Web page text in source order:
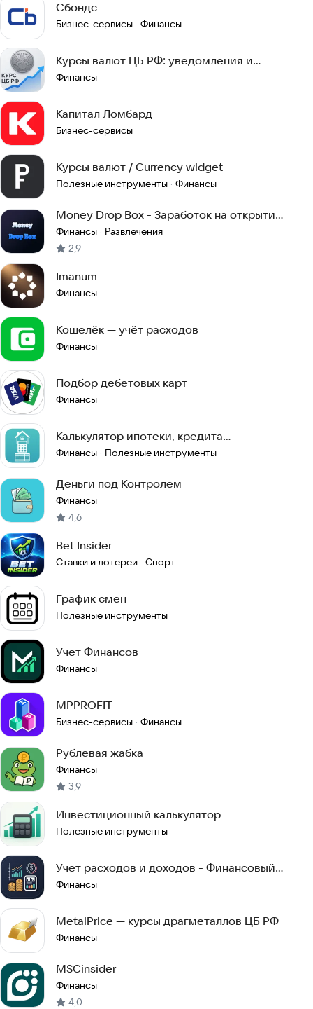
Сбондс
Бизнес-сервисы · Финансы
Курсы валют ЦБ РФ: уведомления и
конвертер
Финансы
Капитал Ломбард
Бизнес-сервисы
Курсы валют / Currency widget
Полезные инструменты · Финансы
Money Drop Box - Заработок на открытии
коробок
Финансы · Развлечения
2,9
Imanum
Финансы
Кошелёк — учёт расходов
Финансы
Подбор дебетовых карт
Финансы
Калькулятор ипотеки, кредита
досрочным погашением
Финансы · Полезные инструменты
Деньги под Контролем
Финансы
4,6
Bet Insider
Ставки и лотереи · Спорт
График смен
Полезные инструменты
Учет Финансов
Финансы
MPPROFIT
Бизнес-сервисы · Финансы
Рублевая жабка
Финансы
3,9
Инвестиционный калькулятор
Полезные инструменты
Учет расходов и доходов - Финансовый
помощник
Финансы
MetalPrice — курсы драгметаллов ЦБ РФ
Финансы
MSCinsider
Финансы
4,0